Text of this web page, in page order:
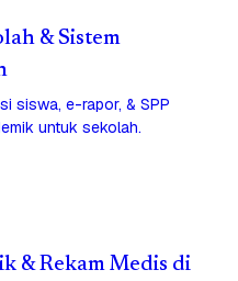
& Sistem
siswa, e-rapor, & SPP
untuk sekolah.
& Rekam Medis di